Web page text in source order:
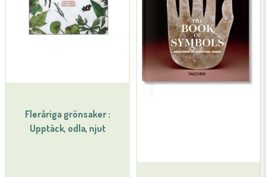
Fleråriga grönsaker :
Upptäck, odla, njut